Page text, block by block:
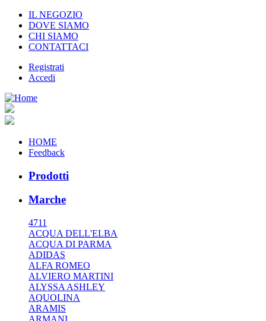
IL NEGOZIO
DOVE SIAMO
CHI SIAMO
CONTATTACI
Registrati
Accedi
HOME
Feedback
Prodotti
Marche
4711
ACQUA DELL'ELBA
ACQUA DI PARMA
ADIDAS
ALFA ROMEO
ALVIERO MARTINI
ALYSSA ASHLEY
AQUOLINA
ARAMIS